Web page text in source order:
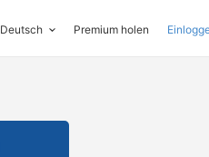
Deutsch Premium holen